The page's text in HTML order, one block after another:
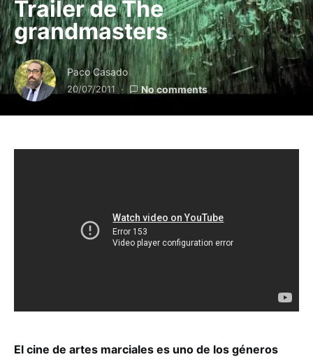
Trailer de The
grandmasters
Paco Casado
20/07/2011 No comments
El cine de artes marciales es uno de los géneros